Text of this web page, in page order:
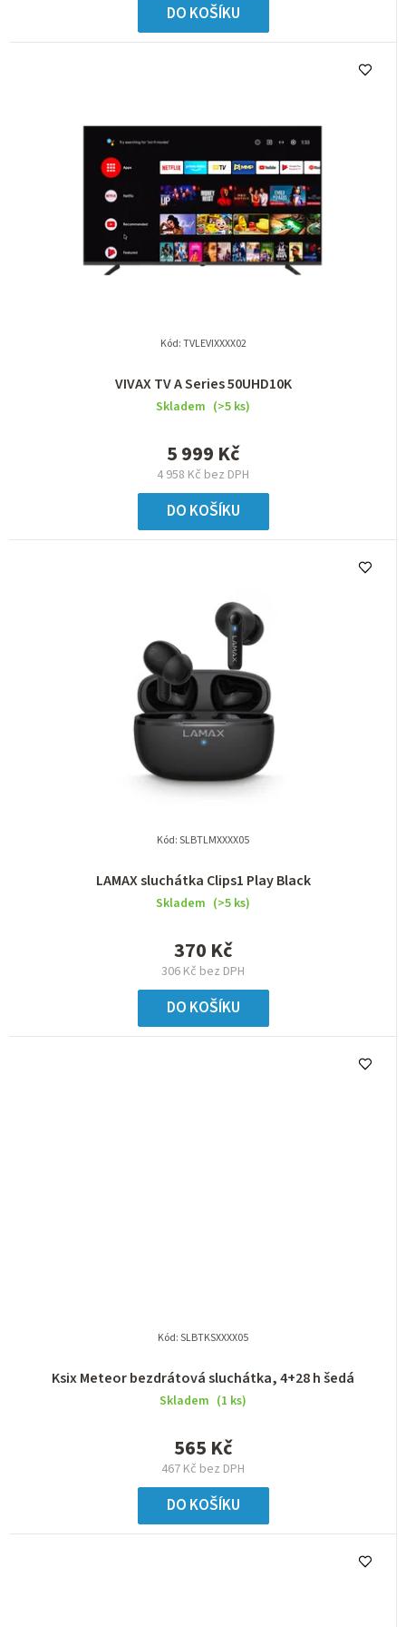
DO KOŠÍKU
VIVAX TV A Series 50UHD10K
Skladem (>5 ks)
4 958 Kč bez DPH
5 999 Kč
DO KOŠÍKU
Kód:TVLEVIXXXX02
LAMAX sluchátka Clips1 Play Black
Skladem (>5 ks)
306 Kč bez DPH
370 Kč
DO KOŠÍKU
Kód:SLBTLMXXXX05
Ksix Meteor bezdrátová sluchátka, 4+28 h šedá
Skladem (1 ks)
467 Kč bez DPH
565 Kč
DO KOŠÍKU
Kód:SLBTKSXXXX05